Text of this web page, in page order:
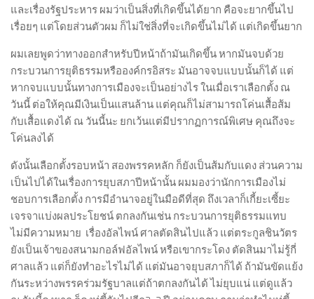
และเรื่องรัฐประหาร ผมว่าเป็นสิ่งที่เกิดขึ้นได้ยาก คือจะยากขึ้นไป
เรื่อยๆ แต่โดยส่วนตัวผม ก็ไม่ใช่สิ่งที่จะเกิดขึ้นไม่ได้ แต่เกิดขึ้นยาก
ผมเลยพูดว่าทางออกสำหรับปีหน้าถ้ามันเกิดขึ้น หากมันจบด้วย
กระบวนการยุติธรรมหรือองค์กรอิสระ มันอาจจบแบบนั้นก็ได้ แต่
หากจบแบบนั้นทางการเมืองจะเป็นอย่างไร ในเมื่อเราเลือกตั้ง ณ
วันนี้ ต่อให้คุณมีเงินเป็นแสนล้าน แต่คุณก็ไม่สามารถโค่นเสื้อส้ม
กับเสื้อแดงได้ ณ วันนี้นะ ยกเว้นแต่มีปรากฏการณ์พิเศษ คุณถึงจะ
โค่นลงได้
ดังนั้นเลือกตั้งรอบหน้า สองพรรคหลัก ก็ยังเป็นส้มกับแดง ส่วนความ
เป็นไปได้ในเรื่องการยุบสภาปีหน้านั้น ผมมองว่านักการเมืองไม่
ชอบการเลือกตั้ง การมีอำนาจอยู่ในมือดีที่สุด ถึงเวลาก็เกี้ยะเซี้ยะ
เจรจาแบ่งผลประโยชน์ ตกลงกันเช่น กระบวนการยุติธรรมแทบ
ไม่มีความหมาย เรื่องอัลไพน์ ศาลตัดสินไปแล้ว แต่ตระกูลชินวัตร
ยังเป็นเจ้าของสนามกอล์ฟอัลไพน์ หรือเขากระโดง ตัดสินมาไม่รู้กี่
ศาลแล้ว แต่ก็ยังทำอะไรไม่ได้ แต่มันอาจยุบสภาก็ได้ ถ้ามันขัดแย้ง
กันระหว่างพรรคร่วมรัฐบาลแต่ถ้าตกลงกันได้ ไม่ยุบแน่ แต่ดูแล้ว